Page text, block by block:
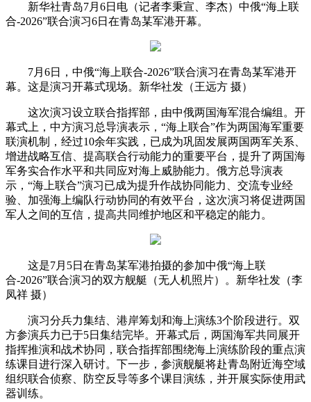
新华社青岛7月6日电（记者李秉宣、李杰）中俄“海上联
合-2026”联合演习6日在青岛某军港开幕。
7月6日，中俄“海上联合-2026”联合演习在青岛某军港开
幕。这是演习开幕式现场。新华社发（王远方 摄）
这次演习设立联合指挥部，由中俄两国海军混合编组。开
幕式上，中方演习总导演表示，“海上联合”作为两国海军重要
联演机制，经过10余年实践，已成为巩固发展两国两军关系、
增进战略互信、提高联合行动能力的重要平台，提升了两国海
军务实合作水平和共同应对海上威胁能力。俄方总导演表
示，“海上联合”演习已成为提升作战协同能力、交流专业经
验、加强海上编队行动协同的有效平台，这次演习将促进两国
军人之间的互信，提高共同维护地区和平稳定的能力。
这是7月5日在青岛某军港拍摄的参加中俄“海上联
合-2026”联合演习的双方舰艇（无人机照片）。新华社发（李
凤祥 摄）
演习分兵力集结、港岸筹划和海上演练3个阶段进行。双
方参演兵力已于5日集结完毕。开幕式后，两国海军共同展开
指挥推演和战术协同，联合指挥部围绕海上演练阶段的重点演
练课目进行深入研讨。下一步，参演舰艇将赴青岛附近海空域
组织联合侦察、防空反导等多个课目演练，并开展实际使用武
器训练。